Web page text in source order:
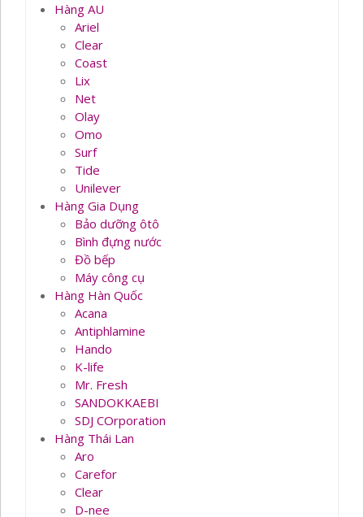
Hàng AU
Ariel
Clear
Coast
Lix
Net
Olay
Omo
Surf
Tide
Unilever
Hàng Gia Dụng
Bảo dưỡng ôtô
Bình đựng nước
Đồ bếp
Máy công cụ
Hàng Hàn Quốc
Acana
Antiphlamine
Hando
K-life
Mr. Fresh
SANDOKKAEBI
SDJ COrporation
Hàng Thái Lan
Aro
Carefor
Clear
D-nee